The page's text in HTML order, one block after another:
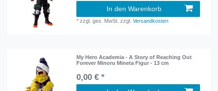
In den Warenkorb
*zzgl. ges. MwSt. zzgl.Versandkosten
My Hero Academia - A Story of Reaching Out
Forever Minoru Mineta Figur - 13 cm
0,00 € *